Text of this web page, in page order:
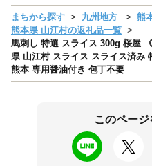
まちから探す 九州地方
熊
熊本県 山江村の返礼品一覧
馬刺し 特選 スライス 300g 桜屋
県 山江村 スライス スライス済み
熊本 専用醤油付き 包丁不要
このペー